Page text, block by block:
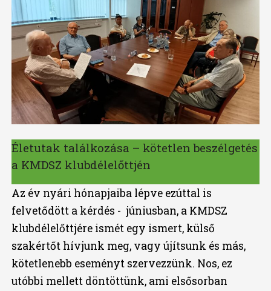
Életutak találkozása – kötetlen beszélgetés
a KMDSZ klubdélelőttjén
Az év nyári hónapjaiba lépve ezúttal is
felvetődött a kérdés - júniusban, a KMDSZ
klubdélelőttjére ismét egy ismert, külső
szakértőt hívjunk meg, vagy újítsunk és más,
kötetlenebb eseményt szervezzünk. Nos, ez
utóbbi mellett döntöttünk, ami elsősorban